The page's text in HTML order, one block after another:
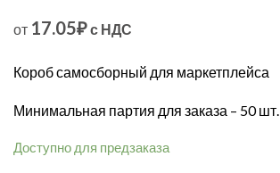
от 17.05₽с НДС
Короб самосборный для маркетплейса
Минимальная партия для заказа – 50 шт.
Доступно для предзаказа